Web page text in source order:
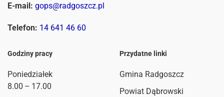
E-mail: gops@radgoszcz.pl
Telefon: 14 641 46 60
Godziny pracy
Poniedziałek
8.00 – 17.00
Przydatne linki
Gmina Radgoszcz
Powiat Dąbrowski